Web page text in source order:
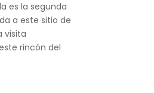
es la segunda
a este sitio de
visita
rincón del